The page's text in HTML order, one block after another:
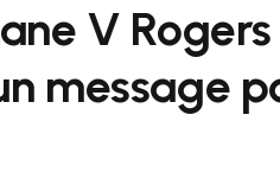
V
message